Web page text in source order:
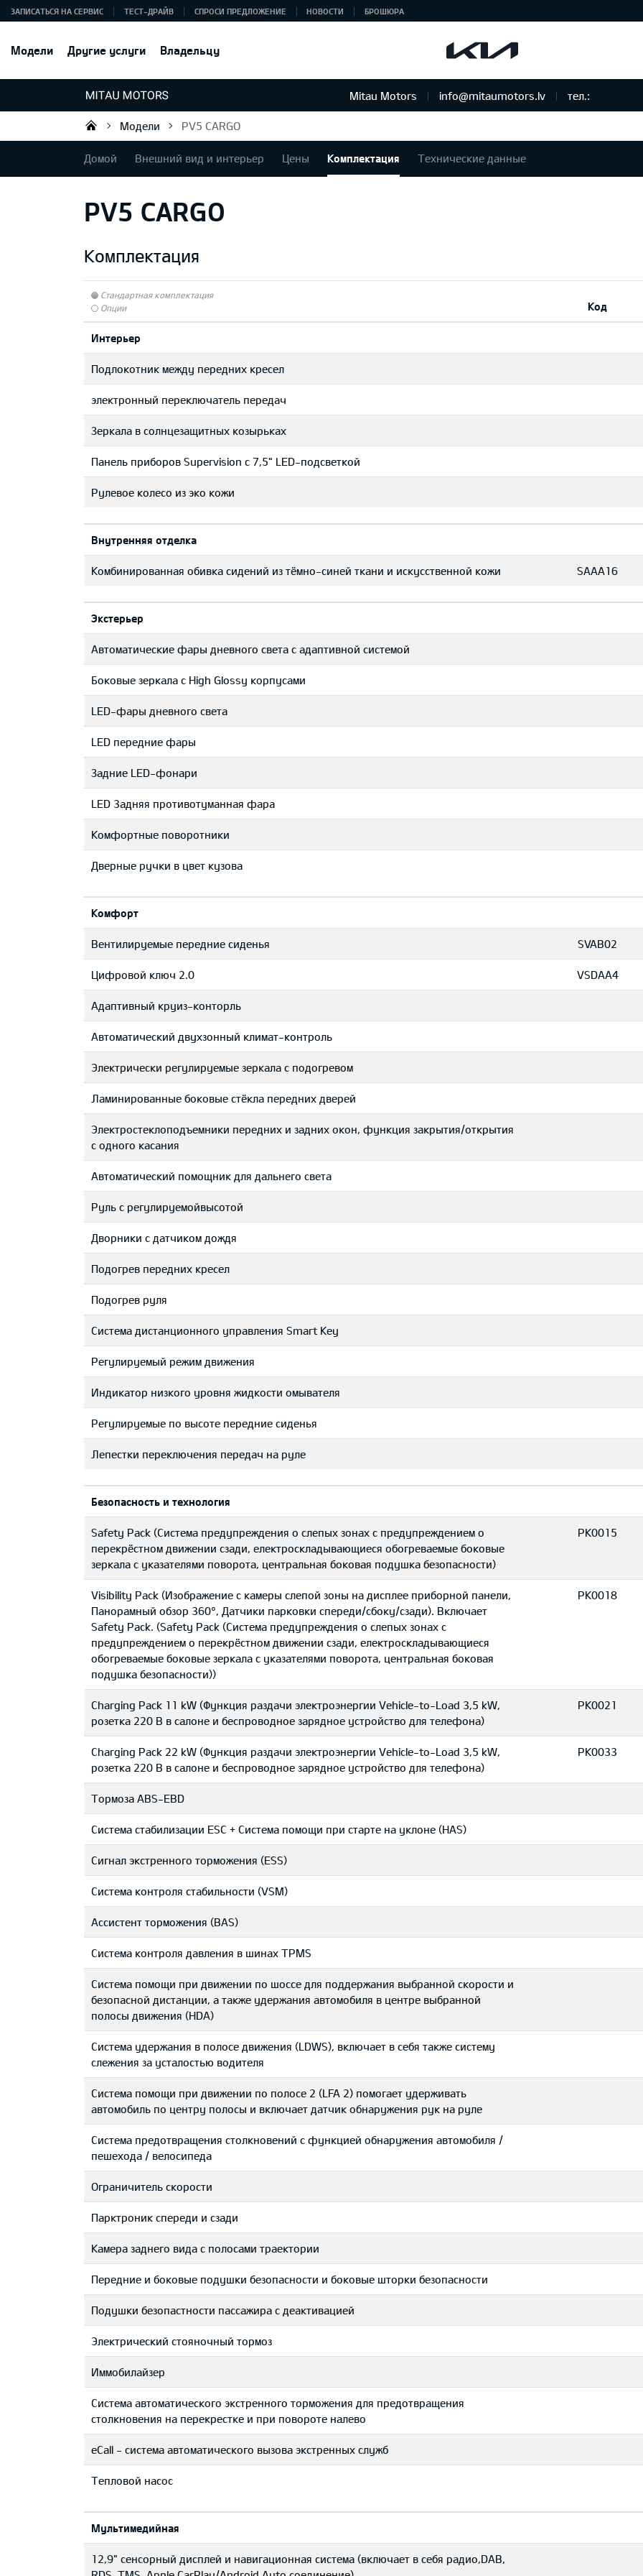
Модели Другие услуги Владельцу
ЗАПИСАТЬСЯ НА СЕРВИС ТЕСТ-ДРАЙВ СПРОСИ ПРЕДЛОЖЕНИЕ НОВОСТИ БРОШЮРА
Mitau Motors info@mitaumotors.lv тел.:
Mitau Motors
Модели PV5 CARGO
Домой Внешний вид и интерьер Цены Комплектация Технические данные
PV5 CARGO
Комплектация
Стандартная комплектация
Опции
Код
Интерьер
Подлокотник между передних кресел
электронный переключатель передач
Зеркала в солнцезащитных козырьках
Панель приборов Supervision c 7,5" LED-подсветкой
Рулевое колесо из эко кожи
Bнутренняя отделка
Комбинированная обивка сидений из тёмно-синей ткани и искусственной кожи SAAA16
Экстерьер
Автоматические фары дневного света с адаптивной системой
Боковые зеркала с High Glossy корпусами
LED-фары дневного света
LED передние фары
Задние LED-фонари
LED 3адняя противотуманная фара
Комфортные поворотники
Дверные ручки в цвет кузова
Комфорт
Вентилируемые передние сиденья SVAB02
Цифровой ключ 2.0 VSDAA4
Адаптивный круиз-конторль
Автоматический двухзонный климат-контроль
Электрически регулируемые зеркала с подогревом
Ламинированные боковые стёкла передних дверей
Электростеклоподъемники передних и задних окон, функция закрытия/открытия
с одного касания
Автоматический помощник для дальнего света
Руль с регулируемойвысотой
Дворники с датчиком дождя
Подогрев передних кресел
Подогрев руля
Система дистанционного управления Smart Key
Регулируемый режим движения
Индикатор низкого уровня жидкости омывателя
Регулируемые по высоте передние сиденья
Лепестки переключения передач на руле
Безопасность и технология
Safety Pack (Система предупреждения о слепых зонах с предупреждением о
перекрёстном движении сзади, eлектроскладывающиеся обогреваемые боковые
зеркала с указателями поворота, центральная боковая подушка безопасности)
PK0015
Visibility Pack (Изображение с камеры слепой зоны на дисплее приборной панели,
Панорамный обзор 360°, Датчики парковки спереди/сбоку/сзади). Включает
Safety Pack. (Safety Pack (Система предупреждения о слепых зонах с
предупреждением о перекрёстном движении сзади, eлектроскладывающиеся
обогреваемые боковые зеркала с указателями поворота, центральная боковая
подушка безопасности))
PK0018
Charging Pack 11 kW (Функция раздачи электроэнергии Vehicle-to-Load 3,5 kW,
розетка 220 В в салоне и беспроводное зарядное устройство для телефона)
PK0021
Charging Pack 22 kW (Функция раздачи электроэнергии Vehicle-to-Load 3,5 kW,
розетка 220 В в салоне и беспроводное зарядное устройство для телефона)
PK0033
Тормоза ABS-EBD
Система стабилизации ESC + Система помощи при старте на уклоне (HAS)
Сигнал экстренного торможения (ESS)
Система контроля стабильности (VSM)
Ассистент торможения (BAS)
Система контроля давления в шинах TPMS
Система помощи при движении по шоссе для поддержания выбранной скорости и
безопасной дистанции, а также удержания автомобиля в центре выбранной
полосы движения (HDA)
Система удержания в полосе движения (LDWS), включает в себя также систему
слежения за усталостью водителя
Система помощи при движении по полосе 2 (LFA 2) помогает удерживать
автомобиль по центру полосы и включает датчик обнаружения рук на руле
Система предотвращения столкновений с функцией обнаружения автомобиля /
пешехода / велосипеда
Ограничитель скорости
Парктроник спереди и сзади
Камера заднего вида с полосами траектории
Передние и боковые подушки безопасности и боковые шторки безопасности
Подушки безопастности пассажира с деактивацией
Электрический стояночный тормоз
Иммобилайзер
Система автоматического экстренного торможения для предотвращения
столкновения на перекрестке и при повороте налево
eCall - система автоматического вызова экстренных служб
Тепловой насос
Мультимедийная
12,9" сенсорный дисплей и навигационная система (включает в себя радио,DAB,